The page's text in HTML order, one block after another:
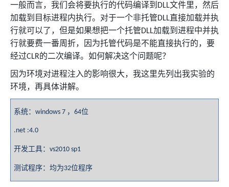
一般而言，我们会将要执行的代码编译到 DLL文件里，然后
加载到目标进程内执行。对于一个非托管DLL直接加载并执
行就可以了，但是如果想把一个托管DLL加载到进程中并执
行就要费一番周折，因为托管代码是不能直接执行的，要
经过CLR的二次编译。如何解决这个问题呢？
因为环境对进程注入的影响很大，我这里先列出我实验的
环境，再具体讲解。
系统： windows 7 ， 64位
.net :4.0
开发工具： vs2010 sp1
测试程序：均为32位程序